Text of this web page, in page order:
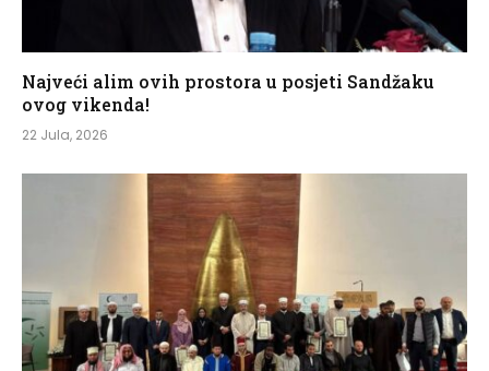
Najveći alim ovih prostora u posjeti Sandžaku
ovog vikenda!
22 Jula, 2026